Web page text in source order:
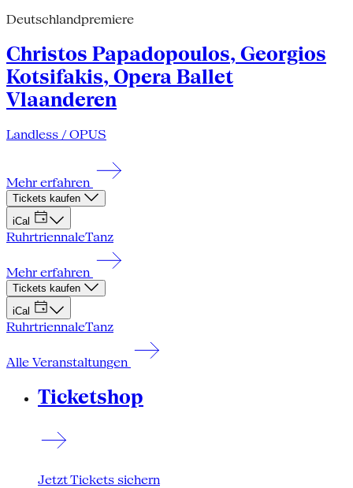
Deutschlandpremiere
Christos Papadopoulos, Georgios
Kotsifakis, Opera Ballet
Vlaanderen
Landless / OPUS
Mehr erfahren
Tickets kaufen
iCal
RuhrtriennaleTanz
Mehr erfahren
Tickets kaufen
iCal
RuhrtriennaleTanz
Alle Veranstaltungen
Ticketshop
Jetzt Tickets sichern